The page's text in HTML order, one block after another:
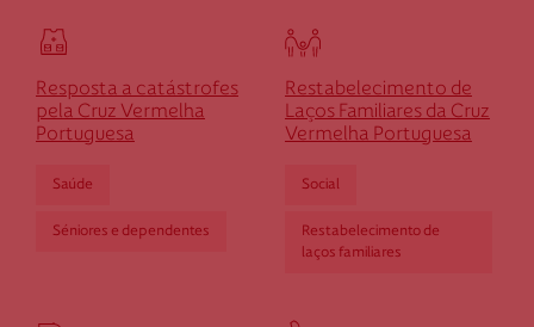
Resposta a catástrofes
pela Cruz Vermelha
Portuguesa
Saúde
Séniores e dependentes
Restabelecimento de
Laços Familiares da Cruz
Vermelha Portuguesa
Social
Restabelecimento de
laços familiares